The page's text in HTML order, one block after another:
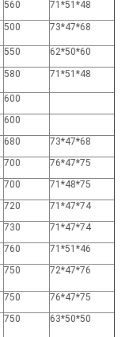
560
71*51*48
500 73*47*68
550
62*50*60
580 71*51*48
600
600
680
73*47*68
700
76*47*75
700
71*48*75
720
71*47*74
730
71*47*74
760
71*51*46
750 72*47*76
750
76*47*75
750 63*50*50